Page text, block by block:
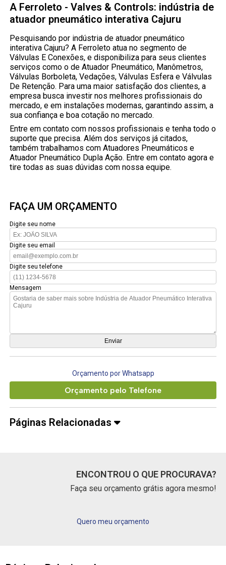
A Ferroleto - Valves & Controls: indústria de
atuador pneumático interativa Cajuru
Pesquisando por indústria de atuador pneumático
interativa Cajuru? A Ferroleto atua no segmento de
Válvulas E Conexões, e disponibiliza para seus clientes
serviços como o de Atuador Pneumático, Manômetros,
Válvulas Borboleta, Vedações, Válvulas Esfera e Válvulas
De Retenção. Para uma maior satisfação dos clientes, a
empresa busca investir nos melhores profissionais do
mercado, e em instalações modernas, garantindo assim, a
sua confiança e boa cotação no mercado.
Entre em contato com nossos profissionais e tenha todo o
suporte que precisa. Além dos serviços já citados,
também trabalhamos com Atuadores Pneumáticos e
Atuador Pneumático Dupla Ação. Entre em contato agora e
tire todas as suas dúvidas com nossa equipe.
FAÇA UM ORÇAMENTO
Digite seu nome
Digite seu email
Digite seu telefone
Mensagem
Orçamento por Whatsapp
Orçamento pelo Telefone
Páginas Relacionadas
ENCONTROU O QUE PROCURAVA?
Faça seu orçamento grátis agora mesmo!
Quero meu orçamento